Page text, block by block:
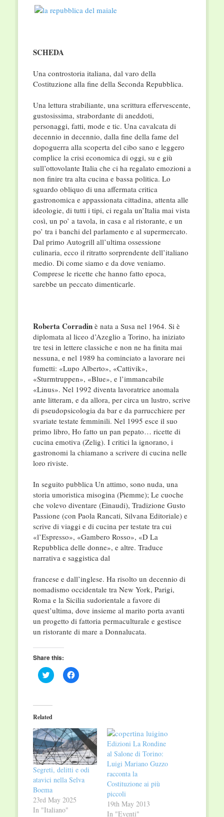
SCHEDA
Una controstoria italiana, dal varo della
Costituzione alla fine della Seconda Repubblica.
Una lettura strabiliante, una scrittura effervescente,
gustosissima, strabordante di aneddoti,
personaggi, fatti, mode e tic. Una cavalcata di
decennio in decennio, dalla fine della fame del
dopoguerra alla scoperta del cibo sano e leggero
complice la crisi economica di oggi, su e giù
sull’ottovolante Italia che ci ha regalato emozioni a
non finire tra alta cucina e bassa politica. Lo
sguardo obliquo di una affermata critica
gastronomica e appassionata cittadina, attenta alle
ideologie, di tutti i tipi, ci regala un’Italia mai vista
così, un po’ a tavola, in casa e al ristorante, e un
po’ tra i banchi del parlamento e al supermercato.
Dal primo Autogrill all’ultima ossessione
culinaria, ecco il ritratto sorprendente dell’italiano
medio. Di come siamo e da dove veniamo.
Comprese le ricette che hanno fatto epoca,
sarebbe un peccato dimenticarle.
Roberta Corradin è nata a Susa nel 1964. Si è
diplomata al liceo d’Azeglio a Torino, ha iniziato
tre tesi in lettere classiche e non ne ha finita mai
nessuna, e nel 1989 ha cominciato a lavorare nei
fumetti: «Lupo Alberto», «Cattivik»,
«Sturmtruppen», «Blue», e l’immancabile
«Linus». Nel 1992 diventa lavoratrice anomala
ante litteram, e da allora, per circa un lustro, scrive
di pseudopsicologia da bar e da parrucchiere per
svariate testate femminili. Nel 1995 esce il suo
primo libro, Ho fatto un pan pepato… ricette di
cucina emotiva (Zelig). I critici la ignorano, i
gastronomi la chiamano a scrivere di cucina nelle
loro riviste.
In seguito pubblica Un attimo, sono nuda, una
storia umoristica misogina (Piemme); Le cuoche
che volevo diventare (Einaudi), Tradizione Gusto
Passione (con Paola Rancati, Silvana Editoriale) e
scrive di viaggi e di cucina per testate tra cui
«l’Espresso», «Gambero Rosso», «D La
Repubblica delle donne», e altre. Traduce
narrativa e saggistica dal
francese e dall’inglese. Ha risolto un decennio di
nomadismo occidentale tra New York, Parigi,
Roma e la Sicilia sudorientale a favore di
quest’ultima, dove insieme al marito porta avanti
un progetto di fattoria permaculturale e gestisce
un ristorante di mare a Donnalucata.
Share this:
Click
to
(Opens
in
new
Click
to
Related
Segreti, delitti e odi
atavici nella Selva
Boema
23rd May 2025
In "Italiano"
Edizioni La Rondine
al Salone di Torino:
Luigi Mariano Guzzo
racconta la
Costituzione ai più
piccoli
19th May 2013
In "Eventi"